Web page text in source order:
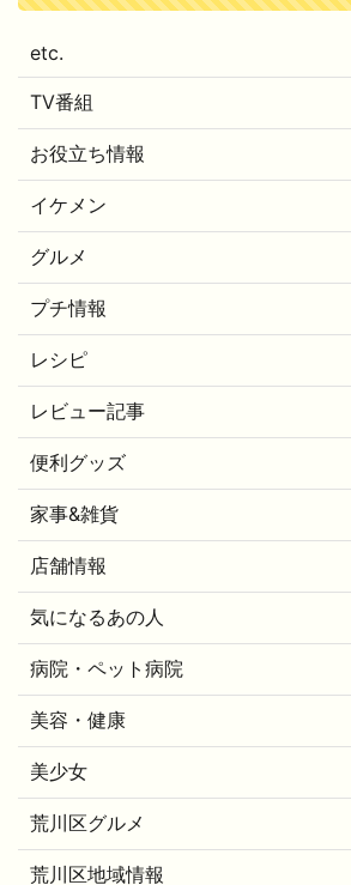
etc.
TV番組
お役立ち情報
イケメン
グルメ
プチ情報
レシピ
レビュー記事
便利グッズ
家事&雑貨
店舗情報
気になるあの人
病院・ペット病院
美容・健康
美少女
荒川区グルメ
荒川区地域情報